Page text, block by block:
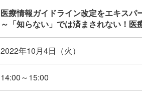
医療情報ガイドライン改定をエキスパ
～「知らない」では済まされない！医
2022年10月4日（火）
14:00～15:00